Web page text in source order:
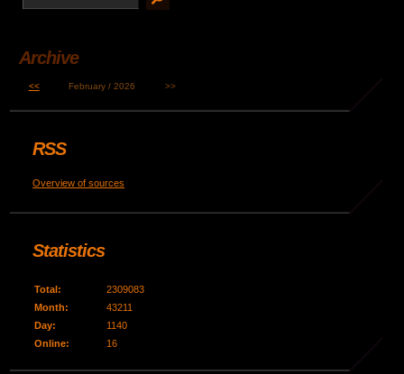
Archive
<< February / 2026 >>
RSS
Overview of sources
Statistics
Online: 16
Total:
2309083
Month:
43211
Day:
1140